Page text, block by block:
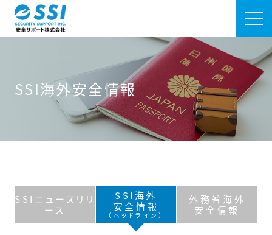
SSI海外安全情報
SSIニュースリリ
ース
SSI海外
安全情報
（ヘッドライン）
外務省海外
安全情報